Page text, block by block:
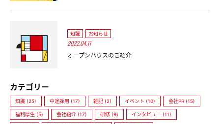
知識 お知らせ
2022.04.11
オープンハウスのご紹介
カテゴリー
知識 (25) 中途採用 (17) 雑記 (2) イベント (10) 会社PR (15)
福利厚生 (5) 会社紹介 (17) 研修 (9) インタビュー (11)